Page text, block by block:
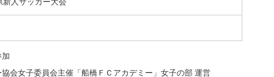
新人サッカー大会
加
子委員会主催「船橋ＦＣアカデミー」女子の部 運営